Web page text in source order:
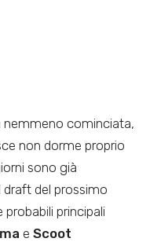
nemmeno cominciata,
non dorme proprio
sono già
draft del prossimo
principali
e Scoot